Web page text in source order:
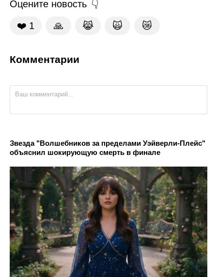
Оцените новость
❤️ 1 🙏 😹 🙀 😿
Комментарии
Звезда "Волшебников за пределами Уэйверли-Плейс"
объяснил шокирующую смерть в финале